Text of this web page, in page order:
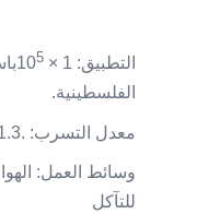
التطبيق: 1 × 10 5
الفلسطينية.
معدل التسرب: .31.3×10
وسائط العمل:
للتآكل